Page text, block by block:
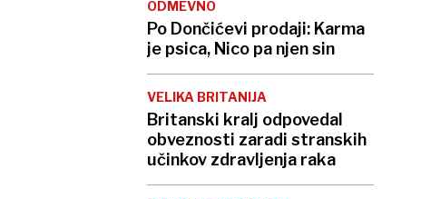
ODMEVNO
Po Dončićevi prodaji: Karma
je psica, Nico pa njen sin
VELIKA BRITANIJA
Britanski kralj odpovedal
obveznosti zaradi stranskih
učinkov zdravljenja raka